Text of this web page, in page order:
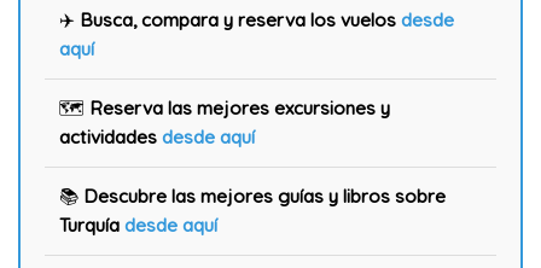
✈️ Busca, compara y reserva los vuelos desde
aquí
🗺️ Reserva las mejores excursiones y
actividades desde aquí
📚 Descubre las mejores guías y libros sobre
Turquía desde aquí